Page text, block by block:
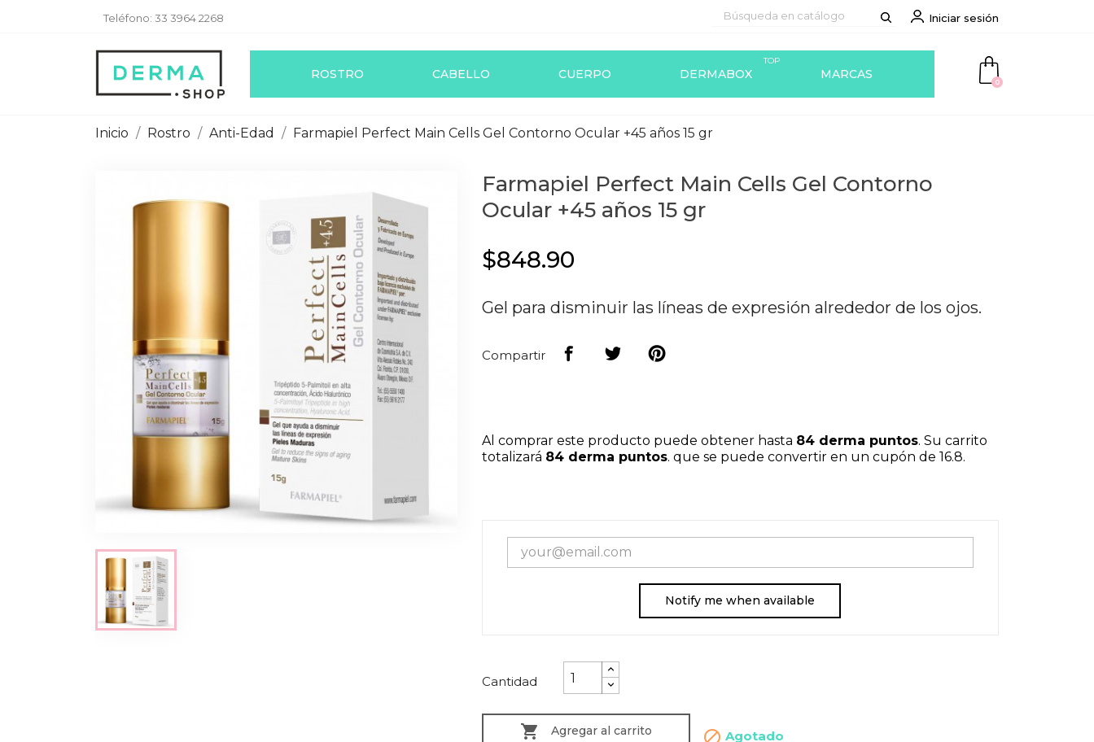
Teléfono: 33 3964 2268 Iniciar sesión
ROSTRO CABELLO CUERPO DERMABOX
TOP
MARCAS
0
Inicio Rostro Anti-Edad Farmapiel Perfect Main Cells Gel Contorno Ocular +45 años 15 gr
Farmapiel Perfect Main Cells Gel Contorno
Ocular +45 años 15 gr
$848.90
Gel para disminuir las líneas de expresión alrededor de los ojos.
Compartir
Al comprar este producto puede obtener hasta 84 derma puntos. Su carrito
totalizará 84 derma puntos. que se puede convertir en un cupón de 16.8.
Notify me when available
Cantidad
 Agregar al carrito  Agotado